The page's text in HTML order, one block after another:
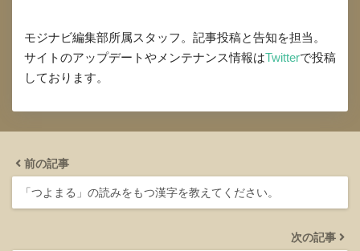
モジナビ編集部所属スタッフ。記事投稿と告知を担当。
サイトのアップデートやメンテナンス情報はTwitterで投稿
しております。
前の記事
「つよまる」の読みをもつ漢字を教えてください。
次の記事